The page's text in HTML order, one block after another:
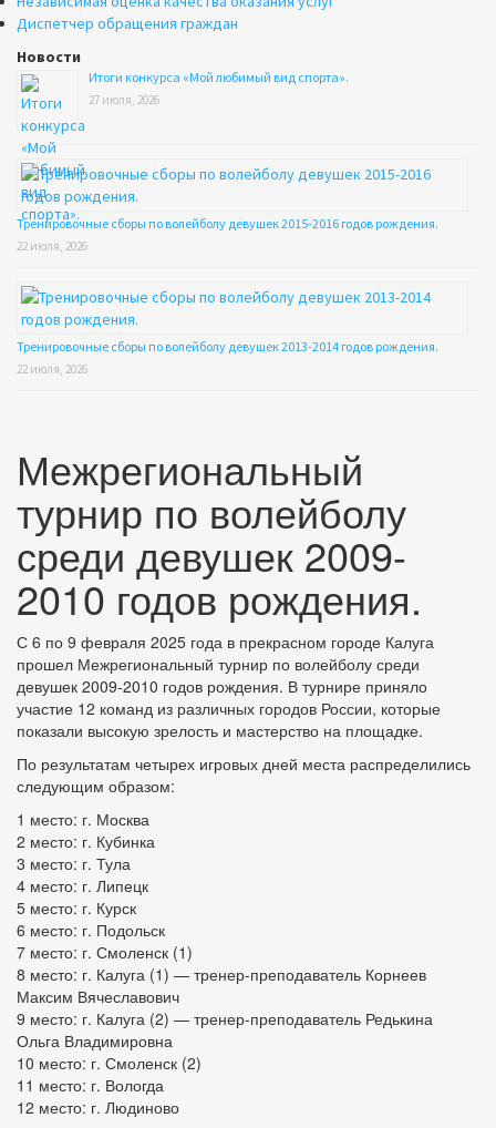
Диспетчер обращения граждан
Новости
Итоги конкурса «Мой любимый вид спорта».
27 июля, 2026
Тренировочные сборы по волейболу девушек 2015-2016 годов рождения.
22 июля, 2026
Тренировочные сборы по волейболу девушек 2013-2014 годов рождения.
22 июля, 2026
Межрегиональный
турнир по волейболу
среди девушек 2009-
2010 годов рождения.
С 6 по 9 февраля 2025 года в прекрасном городе Калуга
прошел Межрегиональный турнир по волейболу среди
девушек 2009-2010 годов рождения. В турнире приняло
участие 12 команд из различных городов России, которые
показали высокую зрелость и мастерство на площадке.
По результатам четырех игровых дней места распределились
следующим образом:
1 место: г. Москва
2 место: г. Кубинка
3 место: г. Тула
4 место: г. Липецк
5 место: г. Курск
6 место: г. Подольск
7 место: г. Смоленск (1)
8 место: г. Калуга (1) — тренер-преподаватель Корнеев
Максим Вячеславович
9 место: г. Калуга (2) — тренер-преподаватель Редькина
Ольга Владимировна
10 место: г. Смоленск (2)
11 место: г. Вологда
12 место: г. Людиново